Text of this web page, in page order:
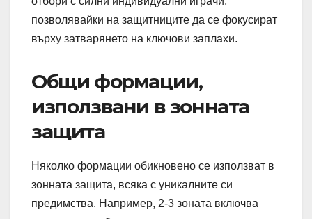
позволявайки на защитниците да се фокусират
върху затварянето на ключови заплахи.
Общи формации,
използвани в зонната
защита
Няколко формации обикновено се използват в
зонната защита, всяка с уникалните си
предимства. Например, 2-3 зоната включва